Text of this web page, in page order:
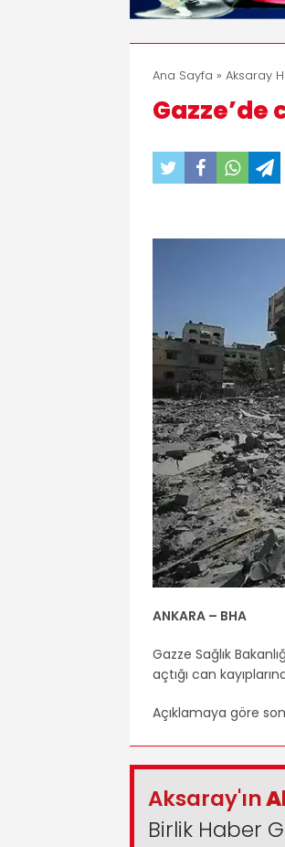
Ana Sayfa » Aksaray
Gazze’de
ANKARA – BHA
Gazze Sağlık
açtığı can
Açıklamaya göre
Aksaray'ın
Birlik Haber